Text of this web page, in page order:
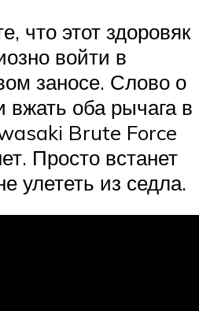
что этот здоровяк
войти в
заносе. Слово о
вжать оба рычага в
Brute Force
Просто встанет
улететь из седла.